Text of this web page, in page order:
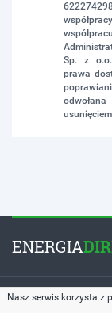
Sp. z o.o.
prawa
ENERGIA
Copyright © 2026 by
Nasz serwis korzysta z